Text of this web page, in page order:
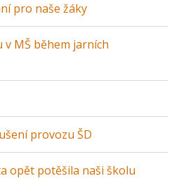
pro naše žáky
MŠ během jarních
provozu ŠD
opět potěšila naši školu